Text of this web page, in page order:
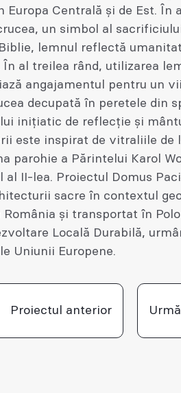
Europa Centrală și de Est. În
un simbol al
lemnul reflectă
al treilea rând, utilizarea
angajamentul pentru un
decupată în peretele din
inițiatic de reflecție și
este inspirat de vitraliile de
parohie a Părintelui Karol
al II-lea. Proiectul Domus
sacre în contextul
și transportat în
Locală Durabilă,
Uniunii Europene.
Proiectul anterior